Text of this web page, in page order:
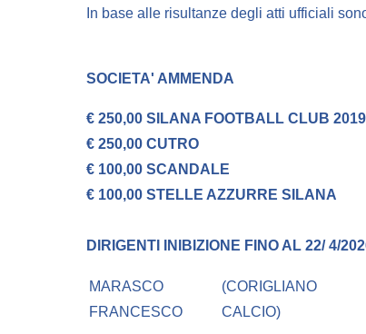
In base alle risultanze degli atti ufficiali
SOCIETA' AMMENDA
€ 250,00 SILANA FOOTBALL CLUB 2019
€ 250,00 CUTRO
€ 100,00 SCANDALE
€ 100,00 STELLE AZZURRE SILANA
DIRIGENTI INIBIZIONE FINO AL 22/ 4/
MARASCO
FRANCESCO
(CORIGLIANO
CALCIO)